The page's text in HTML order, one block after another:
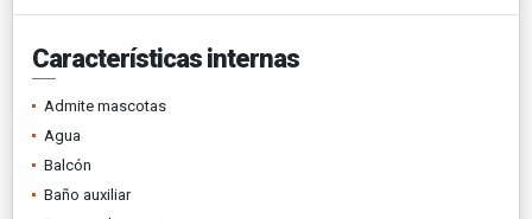
Características internas
Admite mascotas
Agua
Balcón
Baño auxiliar